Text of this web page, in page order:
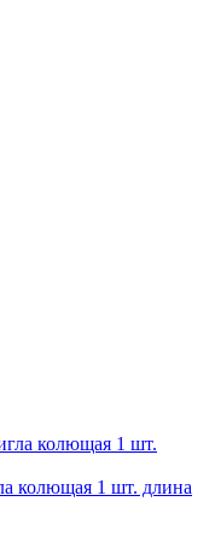
колющая 1 шт. длина